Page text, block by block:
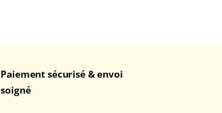
Paiement sécurisé & envoi
soigné